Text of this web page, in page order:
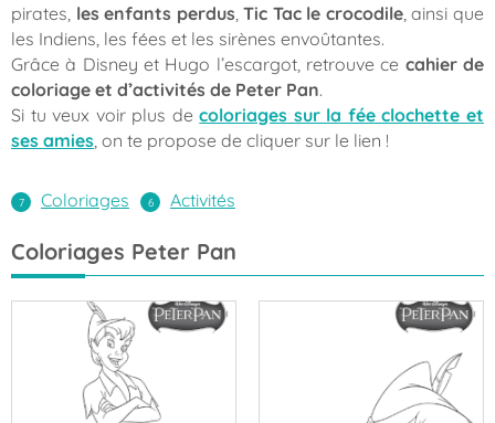
pirates, les enfants perdus ,Tic Tac le crocodile, ainsi que
les Indiens, les fées et les sirènes envoûtantes.
Grâce à Disney et Hugo l’escargot, retrouve ce cahier de
coloriage et d’activités de Peter Pan.
Si tu veux voir plus decoloriages sur la fée clochette et
ses amies , on te propose de cliquer sur le lien !
Coloriages Activités
Coloriages Peter Pan